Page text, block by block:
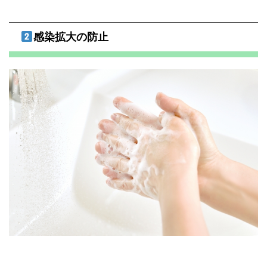
感染拡大の防止